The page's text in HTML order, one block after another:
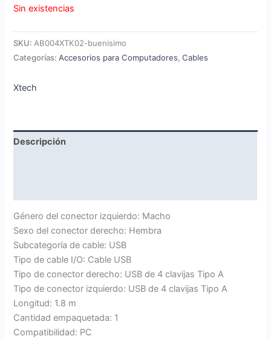
Sin existencias
SKU:AB004XTK02-buenisimo
Categorías:Accesorios para Computadores,Cables
Xtech
Descripción
Género del conector izquierdo: Macho
Sexo del conector derecho: Hembra
Subcategoría de cable: USB
Tipo de cable I/O: Cable USB
Tipo de conector derecho: USB de 4 clavijas Tipo A
Tipo de conector izquierdo: USB de 4 clavijas Tipo A
Longitud: 1.8 m
Cantidad empaquetada: 1
Compatibilidad: PC